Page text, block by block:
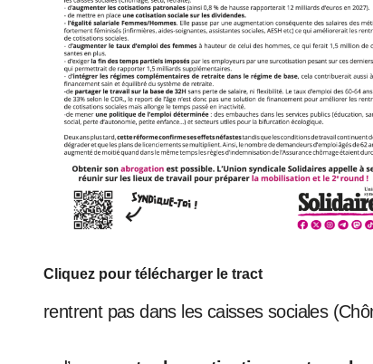
Cliquez pour télécharger le tract
rentrent pas dans les caisses sociales